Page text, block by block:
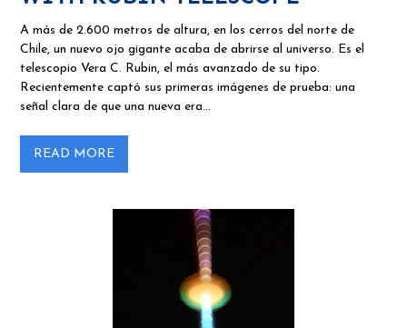
A más de 2.600 metros de altura, en los cerros del norte de
Chile, un nuevo ojo gigante acaba de abrirse al universo. Es el
telescopio Vera C. Rubin, el más avanzado de su tipo.
Recientemente captó sus primeras imágenes de prueba: una
señal clara de que una nueva era…
READ MORE